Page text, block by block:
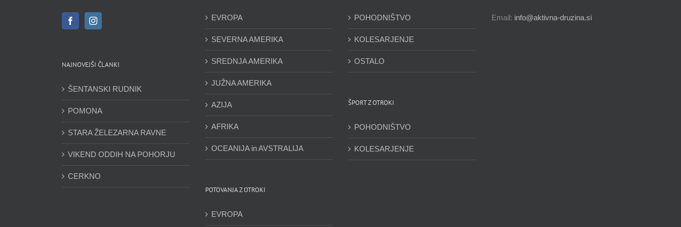
NAJNOVEJŠI ČLANKI
ŠENTANSKI RUDNIK
POMONA
STARA ŽELEZARNA RAVNE
VIKEND ODDIH NA POHORJU
CERKNO
EVROPA
SEVERNA AMERIKA
SREDNJA AMERIKA
JUŽNA AMERIKA
AZIJA
AFRIKA
OCEANIJA in AVSTRALIJA
POTOVANJA Z OTROKI
EVROPA
POHODNIŠTVO
KOLESARJENJE
OSTALO
ŠPORT Z OTROKI
POHODNIŠTVO
KOLESARJENJE
Email: info@aktivna-druzina.si